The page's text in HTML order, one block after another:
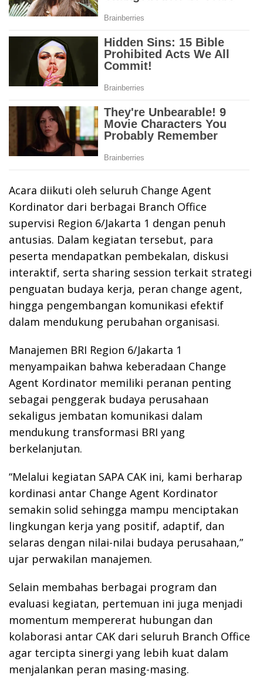
Acara diikuti oleh seluruh Change Agent
Kordinator dari berbagai Branch Office
supervisi Region 6/Jakarta 1 dengan penuh
antusias. Dalam kegiatan tersebut, para
peserta mendapatkan pembekalan, diskusi
interaktif, serta sharing session terkait strategi
penguatan budaya kerja, peran change agent,
hingga pengembangan komunikasi efektif
dalam mendukung perubahan organisasi.
Manajemen BRI Region 6/Jakarta 1
menyampaikan bahwa keberadaan Change
Agent Kordinator memiliki peranan penting
sebagai penggerak budaya perusahaan
sekaligus jembatan komunikasi dalam
mendukung transformasi BRI yang
berkelanjutan.
“Melalui kegiatan SAPA CAK ini, kami berharap
kordinasi antar Change Agent Kordinator
semakin solid sehingga mampu menciptakan
lingkungan kerja yang positif, adaptif, dan
selaras dengan nilai-nilai budaya perusahaan,”
ujar perwakilan manajemen.
Selain membahas berbagai program dan
evaluasi kegiatan, pertemuan ini juga menjadi
momentum mempererat hubungan dan
kolaborasi antar CAK dari seluruh Branch Office
agar tercipta sinergi yang lebih kuat dalam
menjalankan peran masing-masing.